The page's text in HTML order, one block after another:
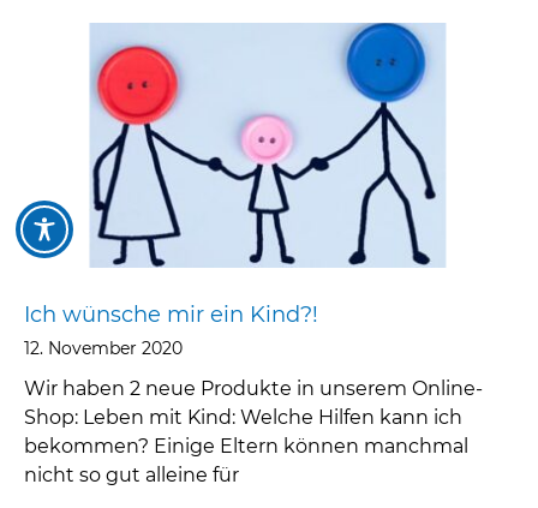
Ich wünsche mir ein Kind?!
12. November 2020
Wir haben 2 neue Produkte in unserem Online-
Shop: Leben mit Kind: Welche Hilfen kann ich
bekommen? Einige Eltern können manchmal
nicht so gut alleine für